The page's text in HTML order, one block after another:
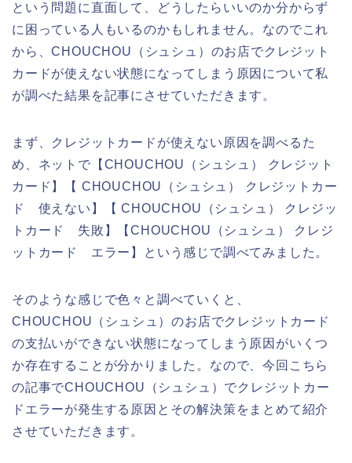
という問題に直面して、どうしたらいいのか分からず
に困っている人もいるのかもしれません。なのでこれ
から、CHOUCHOU（シュシュ）のお店でクレジット
カードが使えない状態になってしまう原因について私
が調べた結果を記事にさせていただきます。
まず、クレジットカードが使えない原因を調べるた
め、ネットで【CHOUCHOU（シュシュ） クレジット
カード】【 CHOUCHOU（シュシュ） クレジットカー
ド 使えない】【 CHOUCHOU（シュシュ） クレジッ
トカード 失敗】【CHOUCHOU（シュシュ） クレジ
ットカード エラー】という感じで調べてみました。
そのような感じで色々と調べていくと、
CHOUCHOU（シュシュ）のお店でクレジットカード
の支払いができない状態になってしまう原因がいくつ
か存在することが分かりました。なので、今回こちら
の記事でCHOUCHOU（シュシュ）でクレジットカー
ドエラーが発生する原因とその解決策をまとめて紹介
させていただきます。